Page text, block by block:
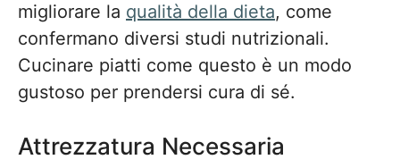
migliorare la qualità della dieta, come
confermano diversi studi nutrizionali.
Cucinare piatti come questo è un modo
gustoso per prendersi cura di sé.
Attrezzatura Necessaria